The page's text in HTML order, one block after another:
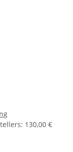
: 130,00 €